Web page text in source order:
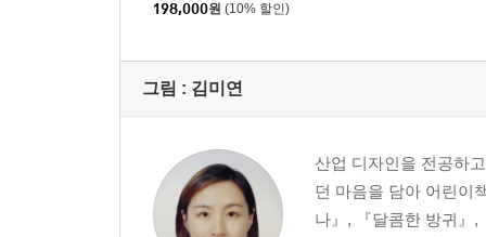
198,000원 (10% 할인)
그림 : 김미연
산업 디자인을 전공하
던 마음을 담아 어린이
나』, 『달콤한 방귀』